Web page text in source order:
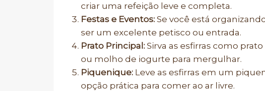
criar uma refeição leve e completa.
Festas e Eventos: Se você está
ser um excelente petisco ou entrada.
Prato Principal: Sirva as esfirras como
ou molho de iogurte para mergulhar.
Piquenique: Leve as esfirras em um
opção prática para comer ao ar livre.